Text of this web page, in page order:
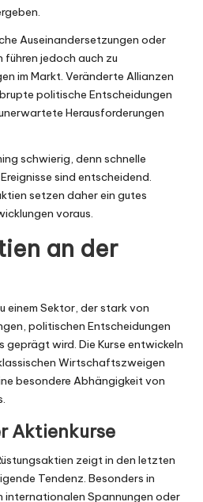
Auseinandersetzungen oder
jedoch auch zu
im Markt. Veränderte Allianzen
politische Entscheidungen
Herausforderungen
schwierig, denn schnelle
sind entscheidend.
setzen daher ein gutes
voraus.
an der
einem Sektor, der stark von
politischen Entscheidungen
wird. Die Kurse entwickeln
Wirtschaftszweigen
besondere Abhängigkeit von
Aktienkurse
zeigt in den letzten
Tendenz. Besonders in
internationalen Spannungen oder